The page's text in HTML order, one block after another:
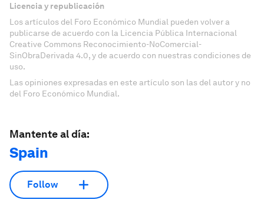
Licencia y republicación
Los artículos del Foro Económico Mundial pueden volver a
publicarse de acuerdo con la Licencia Pública Internacional
Creative Commons Reconocimiento-NoComercial-
SinObraDerivada 4.0, y de acuerdo con nuestras condiciones de
uso.
Las opiniones expresadas en este artículo son las del autor y no
del Foro Económico Mundial.
Mantente al día:
Spain
Follow